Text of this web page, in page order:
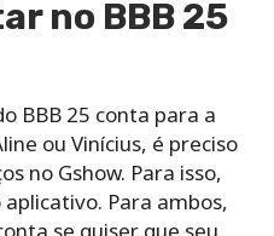
no BBB 25
BBB 25 conta para a
ou Vinícius, é preciso
no Gshow. Para isso,
Para ambos,